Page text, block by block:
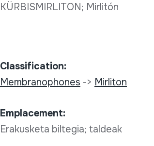
KÜRBISMIRLITON; Mirlitón
Classification:
Membranophones -> Mirliton
Emplacement:
Erakusketa biltegia; taldeak